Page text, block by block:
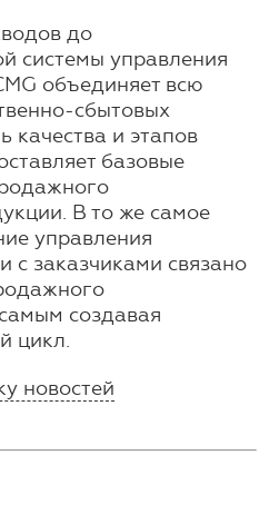
до
системы управления
объединяет всю
сбытовых
качества и этапов
базовые
В то же самое
управления
с заказчиками связано
создавая
цикл.
новостей